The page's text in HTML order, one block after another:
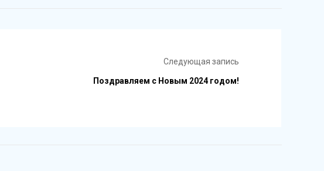
Следующая запись
Поздравляем с Новым 2024 годом!